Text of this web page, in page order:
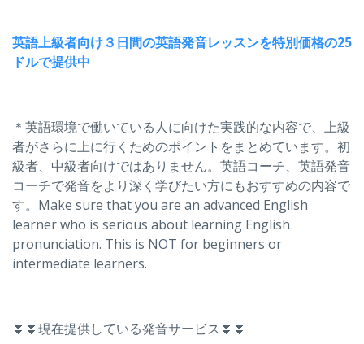
英語上級者向け３日間の英語発音レッスンを特別価格の25
ドルで提供中
＊英語環境で働いている人に向けた実践的な内容で、上級
者がさらに上に行くためのポイントをまとめています。初
級者、中級者向けではありません。英語コーチ、英語発音
コーチで発音をより深く学びたい方にもおすすめの内容で
す。Make sure that you are an advanced English
learner who is serious about learning English
pronunciation. This is NOT for beginners or
intermediate learners.
⏬⏬現在提供している発音サービス⏬⏬